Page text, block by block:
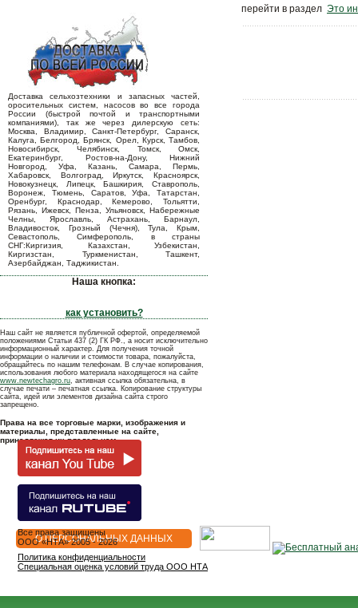
Доставка сельхозтехники и запасных частей,
оросительных систем, насосов во все города
России (быстрой почтой и транспортными
компаниями), так же через дилерскую сеть:
Москва, Владимир, Санкт-Петербург, Саранск,
Калуга, Белгород, Брянск, Орел, Курск, Тамбов,
Новосибирск, Челябинск, Томск, Омск,
Екатеринбург, Ростов-на-Дону, Нижний
Новгород, Уфа, Казань, Самара, Пермь,
Хабаровск, Волгоград, Иркутск, Красноярск,
Новокузнецк, Липецк, Башкирия, Ставрополь,
Воронеж, Тюмень, Саратов, Уфа, Татарстан,
Оренбург, Краснодар, Кемерово, Тольятти,
Рязань, Ижевск, Пенза, Ульяновск, Набережные
Челны, Ярославль, Астрахань, Барнаул,
Владивосток, Грозный (Чечня), Тула, Крым,
Севастополь, Симферополь, в страны
СНГ:Киргизия, Казахстан, Узбекистан,
Киргизстан, Туркменистан, Ташкент,
Азербайджан, Таджикистан.
Наша кнопка:
как установить?
Наш сайт не является публичной офертой, определяемой
положениями Статьи 437 (2) ГК РФ., а носит исключительно
информационный характер. Для получения точной
информации о наличии и стоимости товара, пожалуйста,
обращайтесь по нашим телефонам. В случае копирования,
использования любого материала находящегося на сайте
www.newtechagro.ru, активная ссылка обязательна, в
случае печати – печатная ссылка. Копирование структуры
сайта, идей или элементов дизайна сайта строго
запрещено.
Права на все торговые марки, изображения и
материалы, представленные на сайте,
принадлежат их владельцам.
перейти в раздел Это
О ПЕРСОНАЛЬНЫХ ДАННЫХ
Все права защищены
OOO «НТА» 2005 - 2026
Политика конфиденциальности
Специальная оценка условий труда ООО НТА